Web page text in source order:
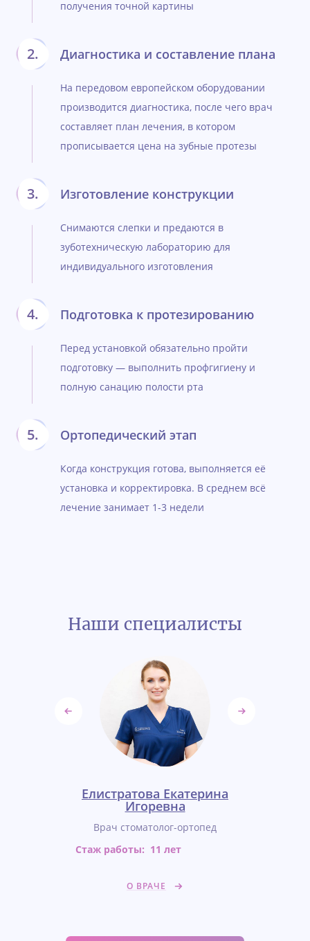
получения точной картины
Диагностика и составление плана
На передовом европейском оборудовании
производится диагностика, после чего врач
составляет план лечения, в котором
прописывается цена на зубные протезы
Изготовление конструкции
Снимаются слепки и предаются в
зуботехническую лабораторию для
индивидуального изготовления
Подготовка к протезированию
Перед установкой обязательно пройти
подготовку — выполнить профгигиену и
полную санацию полости рта
Ортопедический этап
Когда конструкция готова, выполняется её
установка и корректировка. В среднем всё
лечение занимает 1-3 недели
Наши специалисты
Елистратова Екатерина
Игоревна
Врач стоматолог-ортопед
Стаж работы: 11 лет
О ВРАЧЕ